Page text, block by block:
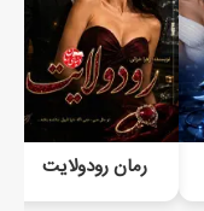
رمان رودولایت